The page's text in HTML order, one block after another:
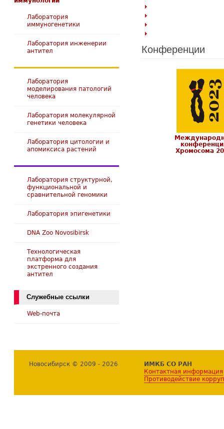
Конференции
Хромосома
Лаборатория
иммуногенетики
Лаборатория инженерии
антител
Лаборатория
моделирования патологий
человека
Лаборатория молекулярной
генетики человека
Лаборатория цитологии и
апомиксиса растений
Лаборатория структурной,
функциональной и
сравнительной геномики
Лаборатория эпигенетики
DNA Zoo Novosibirsk
Технологическая
платформа для
экстренного создания
антител
Служебные ссылки
Web-почта
Новосибирск © 2009 - 2026
ИМКБ СО РАН
Контактная информация
Противодействие